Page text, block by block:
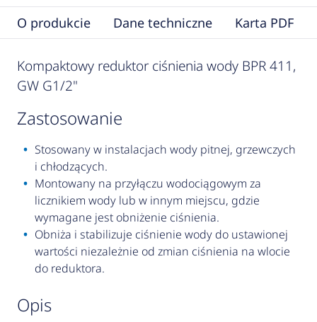
O produkcie Dane techniczne Karta PDF
Kompaktowy reduktor ciśnienia wody BPR 411,
GW G1/2"
zastosowanie
Stosowany w instalacjach wody pitnej, grzewczych
i chłodzących.
Montowany na przyłączu wodociągowym za
licznikiem wody lub w innym miejscu, gdzie
wymagane jest obniżenie ciśnienia.
Obniża i stabilizuje ciśnienie wody do ustawionej
wartości niezależnie od zmian ciśnienia na wlocie
do reduktora.
opis